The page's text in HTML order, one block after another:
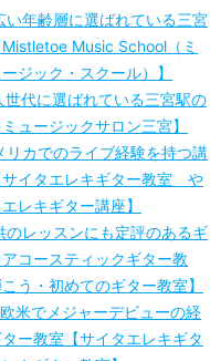
プスからボサノヴァまで学べ
室【アルマギタースクー
い年齢層に選ばれている三宮
Music School（ミ
ジック・スクール）】
代に選ばれている三宮駅の
ュージックサロン三宮】
リカでのライブ経験を持つ講
サイタエレキギター教室 や
レキギター講座】
レッスンにも定評のあるギ
コースティックギター教
う・初めてのギター教室】